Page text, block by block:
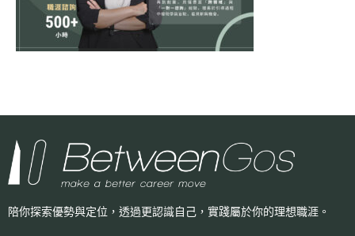
陪你探索優勢與定位，透過更認識自己， 實踐屬於你的理想職涯。